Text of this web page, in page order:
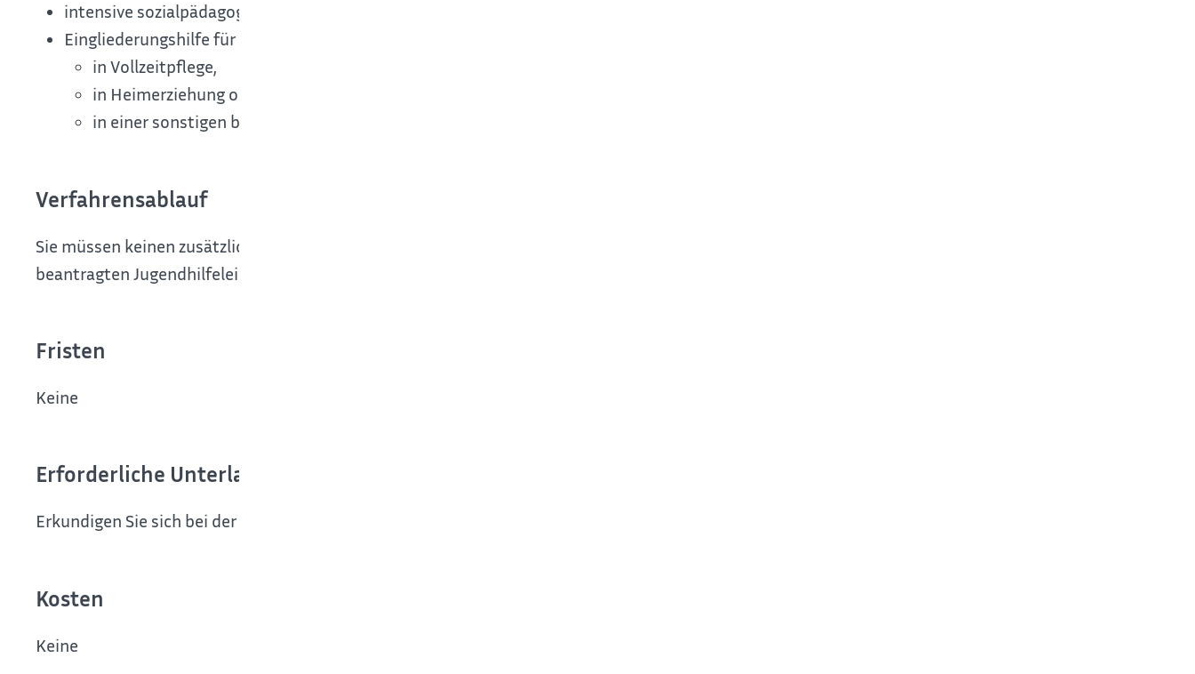
intensive sozialpädagogische Einzelbetreuung
Eingliederungshilfe für Kinder und Jugendliche mit seelischer Behinderung:
in Vollzeitpflege,
in Heimerziehung oder
in einer sonstigen betreuten Wohnform
Verfahrensablauf
Sie müssen keinen zusätzlichen Antrag auf Krankenhilfe stellen. Diese wird Ihnen in der Regel zusammen mit der
beantragten Jugendhilfeleistung zugesprochen.
Fristen
Keine
Erforderliche Unterlagen
Erkundigen Sie sich bei der zuständigen Stelle.
Kosten
Keine